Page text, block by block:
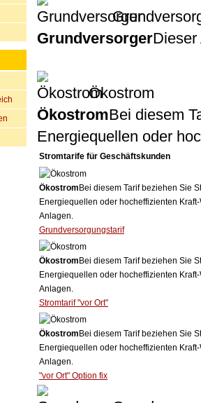
GrundversorgerDieser
Ökostrom
ÖkostromBei diesem
Energiequellen oder
Stromtarife für Geschäftskunden
Ökostrom Bei diesem Tarif beziehen Sie
Energiequellen oder hocheffizienten
Anlagen.
Grundversorgungstarif
Ökostrom Bei diesem Tarif beziehen Sie
Energiequellen oder hocheffizienten
Anlagen.
Stromtarif "vor Ort"
Ökostrom Bei diesem Tarif beziehen Sie
Energiequellen oder hocheffizienten
Anlagen.
"vor Ort" Option fix